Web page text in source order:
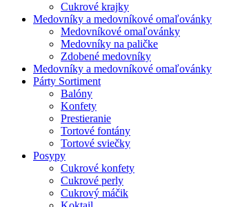
Cukrové krajky
Medovníky a medovníkové omaľovánky
Medovníkové omaľovánky
Medovníky na paličke
Zdobené medovníky
Medovníky a medovníkové omaľovánky
Párty Sortiment
Balóny
Konfety
Prestieranie
Tortové fontány
Tortové sviečky
Posypy
Cukrové konfety
Cukrové perly
Cukrový máčik